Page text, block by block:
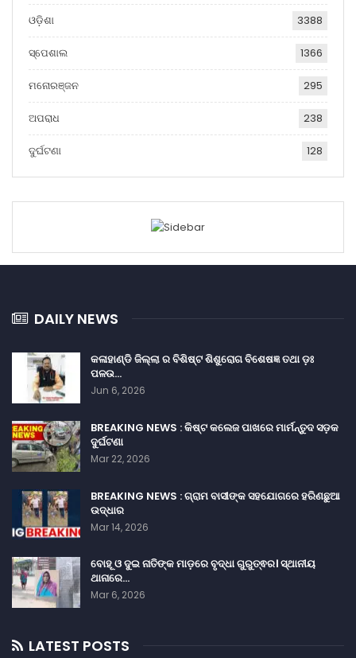
ଓଡ଼ିଶା 3388
ସ୍ପେଶାଲ 1366
ମନୋରଞ୍ଜନ 295
ଅପରାଧ 238
ଦୁର୍ଘଟଣା 128
DAILY NEWS
କଳାହାଣ୍ଡି ଜିଲ୍ଲା ର ବିଶିଷ୍ଟ ଶିଶୁରୋଗ ବିଶେଷଜ୍ଞ ତଥା ଡ଼ଃ
ପଳଉ…
Jun 6, 2026
BREAKING NEWS : କିଷ୍ଟ କଲେଜ ପାଖରେ ମାର୍ମନ୍ତୁଦ ସଡ଼କ
ଦୁର୍ଘଟଣା
Mar 22, 2026
BREAKING NEWS : ଗ୍ରାମ ବାସୀଙ୍କ ସହଯୋଗରେ ହରିଣଛୁଆ
ଉଦ୍ଧାର
Mar 14, 2026
ବୋହୂ ଓ ଦୁଇ ନାତିଙ୍କ ମାଡ଼ରେ ବୃଦ୍ଧା ଗୁରୁତ୍ଵର। ସ୍ଥାନୀୟ
ଥାନାରେ…
Mar 6, 2026
LATEST POSTS